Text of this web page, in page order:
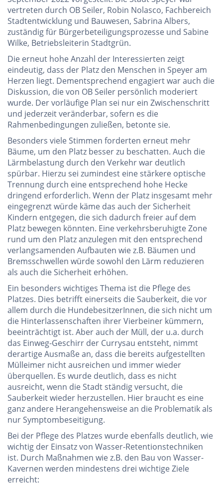
vertreten durch OB Seiler, Robin Nolasco, Fachbereich
Stadtentwicklung und Bauwesen, Sabrina Albers,
zuständig für Bürgerbeteiligungsprozesse und Sabine
Wilke, Betriebsleiterin Stadtgrün.
Die erneut hohe Anzahl der Interessierten zeigt
eindeutig, dass der Platz den Menschen in Speyer am
Herzen liegt. Dementsprechend engagiert war auch die
Diskussion, die von OB Seiler persönlich moderiert
wurde. Der vorläufige Plan sei nur ein Zwischenschritt
und jederzeit veränderbar, sofern es die
Rahmenbedingungen zuließen, betonte sie.
Besonders viele Stimmen forderten erneut mehr
Bäume, um den Platz besser zu beschatten. Auch die
Lärmbelastung durch den Verkehr war deutlich
spürbar. Hierzu sei zumindest eine stärkere optische
Trennung durch eine entsprechend hohe Hecke
dringend erforderlich. Wenn der Platz insgesamt mehr
eingegrenzt würde käme das auch der Sicherheit
Kindern entgegen, die sich dadurch freier auf dem
Platz bewegen könnten. Eine verkehrsberuhigte Zone
rund um den Platz anzulegen mit den entsprechend
verlangsamenden Aufbauten wie z.B. Bäumen und
Bremsschwellen würde sowohl den Lärm reduzieren
als auch die Sicherheit erhöhen.
Ein besonders wichtiges Thema ist die Pflege des
Platzes. Dies betrifft einerseits die Sauberkeit, die vor
allem durch die HundebesitzerInnen, die sich nicht um
die Hinterlassenschaften ihrer Vierbeiner kümmern,
beeinträchtigt ist. Aber auch der Müll, der u.a. durch
das Einweg-Geschirr der Currysau entsteht, nimmt
derartige Ausmaße an, dass die bereits aufgestellten
Mülleimer nicht ausreichen und immer wieder
überquellen. Es wurde deutlich, dass es nicht
ausreicht, wenn die Stadt ständig versucht, die
Sauberkeit wieder herzustellen. Hier braucht es eine
ganz andere Herangehensweise an die Problematik als
nur Symptombeseitigung.
Bei der Pflege des Platzes wurde ebenfalls deutlich, wie
wichtig der Einsatz von Wasser-Retentionstechniken
ist. Durch Maßnahmen wie z.B. den Bau von Wasser-
Kavernen werden mindestens drei wichtige Ziele
erreicht: